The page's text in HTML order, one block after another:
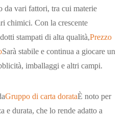
da vari fattori, tra cui materie
chimici. Con la crescente
stampati di alta qualità,Prezzo
Sarà stabile e continua a giocare un
imballaggi e altri campi.
Gruppo di carta dorataÈ noto per
e durata, che lo rende adatto a